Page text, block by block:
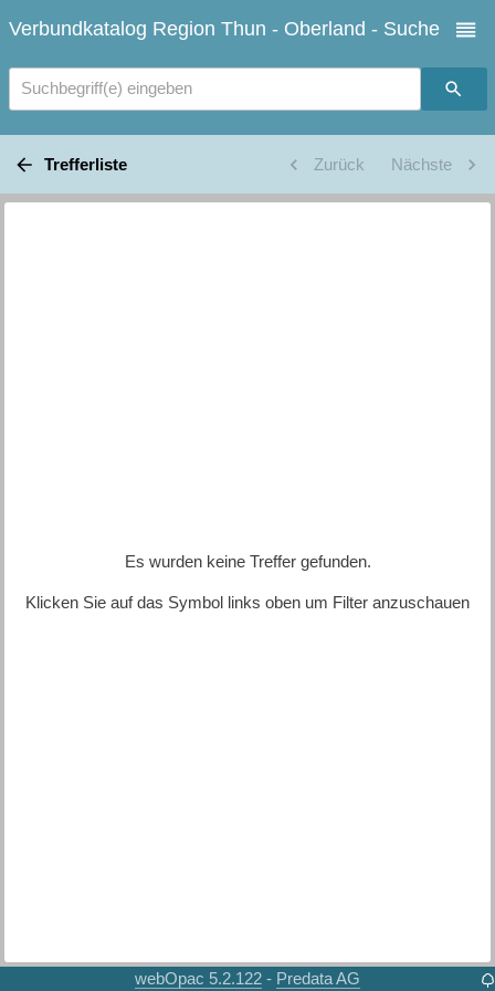
Verbundkatalog Region Thun - Oberland - Suche
Suchbegriff(e) eingeben
Trefferliste Zurück Nächste
Es wurden keine Treffer gefunden.
Klicken Sie auf das Symbol links oben um Filter anzuschauen
webOpac 5.2.122 - Predata AG